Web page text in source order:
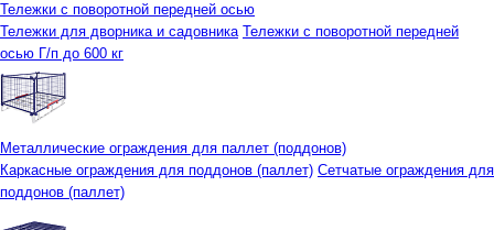
Тележки с поворотной передней осью
Тележки для дворника и садовника Тележки с поворотной передней
осью Г/п до 600 кг
Металлические ограждения для паллет (поддонов)
Каркасные ограждения для поддонов (паллет) Сетчатые ограждения для
поддонов (паллет)